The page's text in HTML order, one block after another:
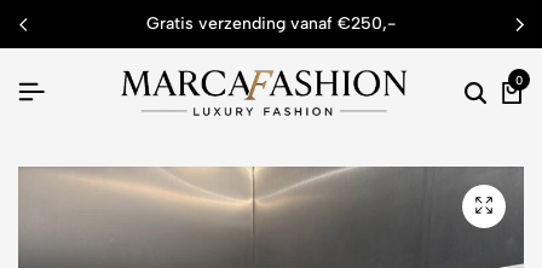
gratis verzending vanaf €250,-
0